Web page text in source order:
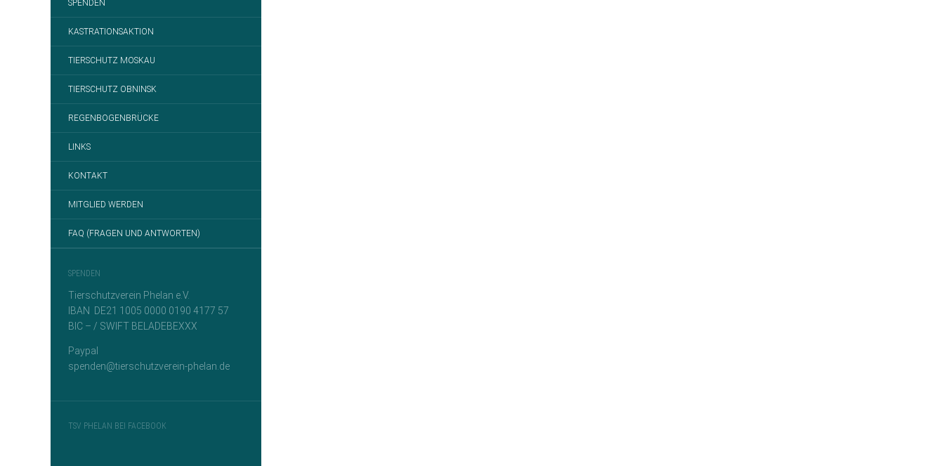
SPENDEN
KASTRATIONSAKTION
TIERSCHUTZ MOSKAU
TIERSCHUTZ OBNINSK
REGENBOGENBRÜCKE
LINKS
KONTAKT
MITGLIED WERDEN
FAQ (FRAGEN UND ANTWORTEN)
SPENDEN
Tierschutzverein Phelan e.V.
IBAN DE21 1005 0000 0190 4177 57
BIC – / SWIFT BELADEBEXXX
Paypal
spenden@tierschutzverein-phelan.de
TSV PHELAN BEI FACEBOOK